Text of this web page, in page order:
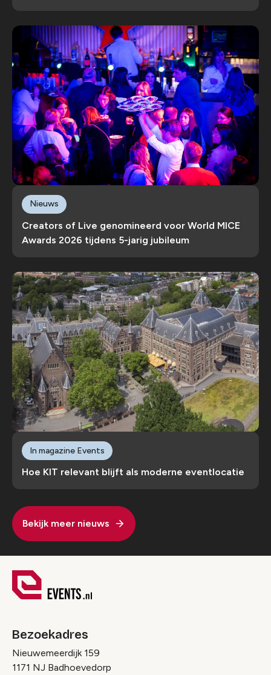
Creators of Live genomineerd voor World MICE
Awards 2026 tijdens 5-jarig jubileum
Nieuws
Hoe KIT relevant blijft als moderne eventlocatie
In magazine Events
Bekijk meer nieuws
Bezoekadres
Nieuwemeerdijk 159
1171 NJ Badhoevedorp